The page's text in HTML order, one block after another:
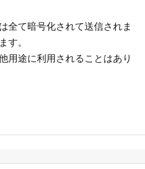
全て暗号化されて送信されま
す。
用途に利用されることはあり